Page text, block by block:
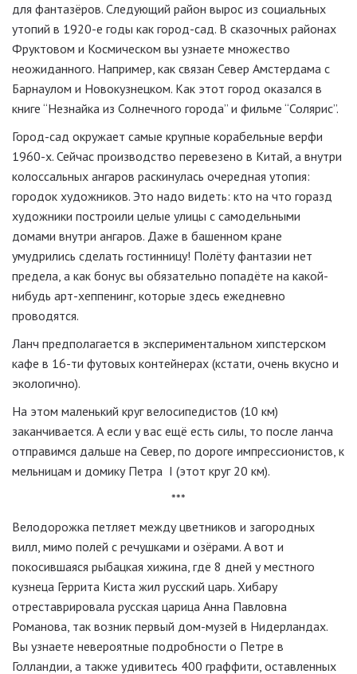
для фантазёров. Следующий район вырос из социальных
утопий в 1920-е годы как город-сад. В сказочных районах
Фруктовом и Космическом вы узнаете множество
неожиданного. Например, как связан Север Амстердама с
Барнаулом и Новокузнецком. Как этот город оказался в
книге “Незнайка из Солнечного города” и фильме “Солярис”.
Город-сад окружает самые крупные корабельные верфи
1960-х. Сейчас производство перевезено в Китай, а внутри
колоссальных ангаров раскинулась очередная утопия:
городок художников. Это надо видеть: кто на что горазд
художники построили целые улицы с самодельными
домами внутри ангаров. Даже в башенном кране
умудрились сделать гостинницу! Полёту фантазии нет
предела, а как бонус вы обязательно попадёте на какой-
нибудь арт-хеппенинг, которые здесь ежедневно
проводятся.
Ланч предполагается в экспериментальном хипстерском
кафе в 16-ти футовых контейнерах (кстати, очень вкусно и
экологично).
На этом маленький круг велосипедистов (10 км)
заканчивается. А если у вас ещё есть силы, то после ланча
отправимся дальше на Север, по дороге импрессионистов, к
мельницам и домику Петра I (этот круг 20 км).
***
Велодорожка петляет между цветников и загородных
вилл, мимо полей с речушками и озёрами. А вот и
покосившаяся рыбацкая хижина, где 8 дней у местного
кузнеца Геррита Киста жил русский царь. Хибару
отреставрировала русская царица Анна Павловна
Романова, так возник первый дом-музей в Нидерландах.
Вы узнаете невероятные подробности о Петре в
Голландии, а также удивитесь 400 граффити, оставленных